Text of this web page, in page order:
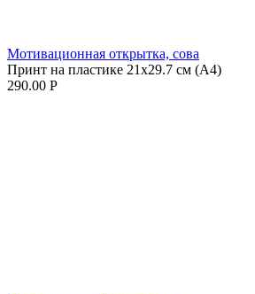
Мотивационная открытка, сова
Принт на пластике 21x29.7 см (А4)
290.00 Р